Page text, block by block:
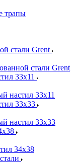
трапы
стали Grent
стали Grent
33x11
настил 33x11
33x33
настил 33x33
34x38